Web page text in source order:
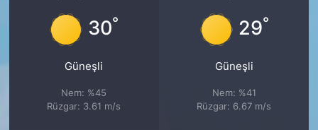
30°
Güneşli
Nem: %45
Rüzgar: 3.61 m/s
29°
Güneşli
Nem: %41
Rüzgar: 6.67 m/s